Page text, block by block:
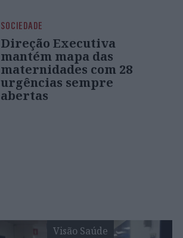
SOCIEDADE
Direção Executiva
mantém mapa das
maternidades com 28
urgências sempre
abertas
Visão Saúde